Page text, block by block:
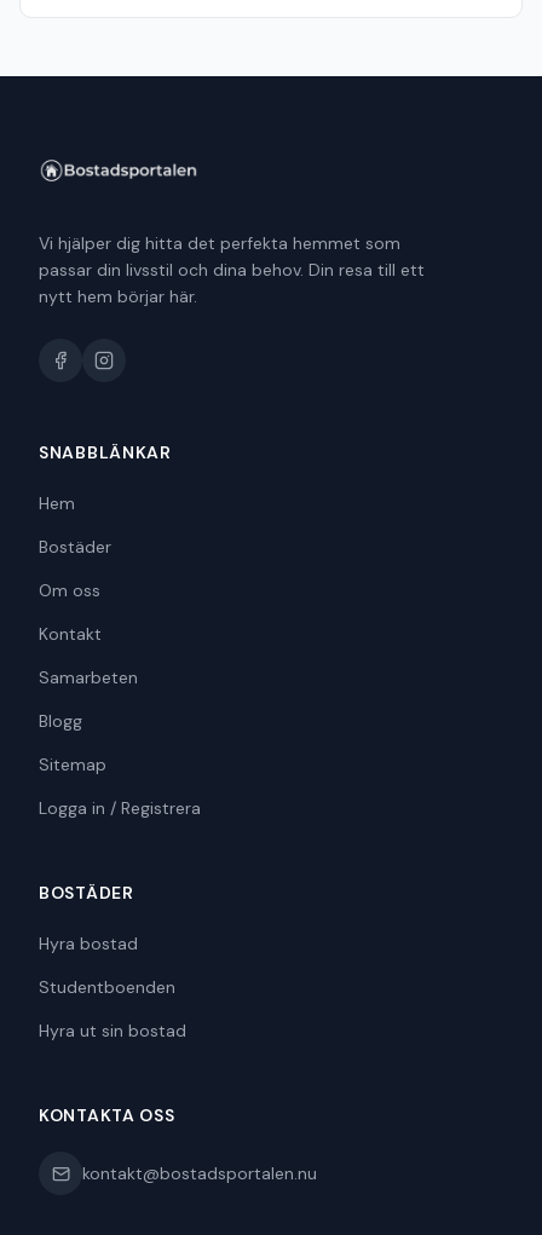
Vi hjälper dig hitta det perfekta hemmet som
passar din livsstil och dina behov. Din resa till ett
nytt hem börjar här.
SNABBLÄNKAR
Hem
Bostäder
Om oss
Kontakt
Samarbeten
Blogg
Sitemap
Logga in / Registrera
BOSTÄDER
Hyra bostad
Studentboenden
Hyra ut sin bostad
KONTAKTA OSS
kontakt@bostadsportalen.nu